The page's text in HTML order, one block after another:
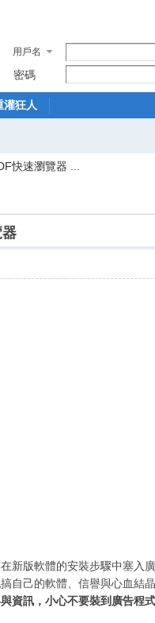
用戶名
密碼
灌狂人
快速瀏覽器 ...
新版軟體的安裝步驟中塞入
自己的軟體、信譽與心血結晶
資訊，小心不要裝到廣告程